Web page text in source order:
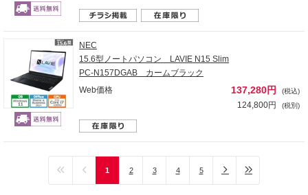
NEC
15.6型ノートパソコン LAVIE N15 Slim
PC-N157DGAB カームブラック
Web価格
137,280円 (税込)
124,800円 (税別)
1 2 3 4 5